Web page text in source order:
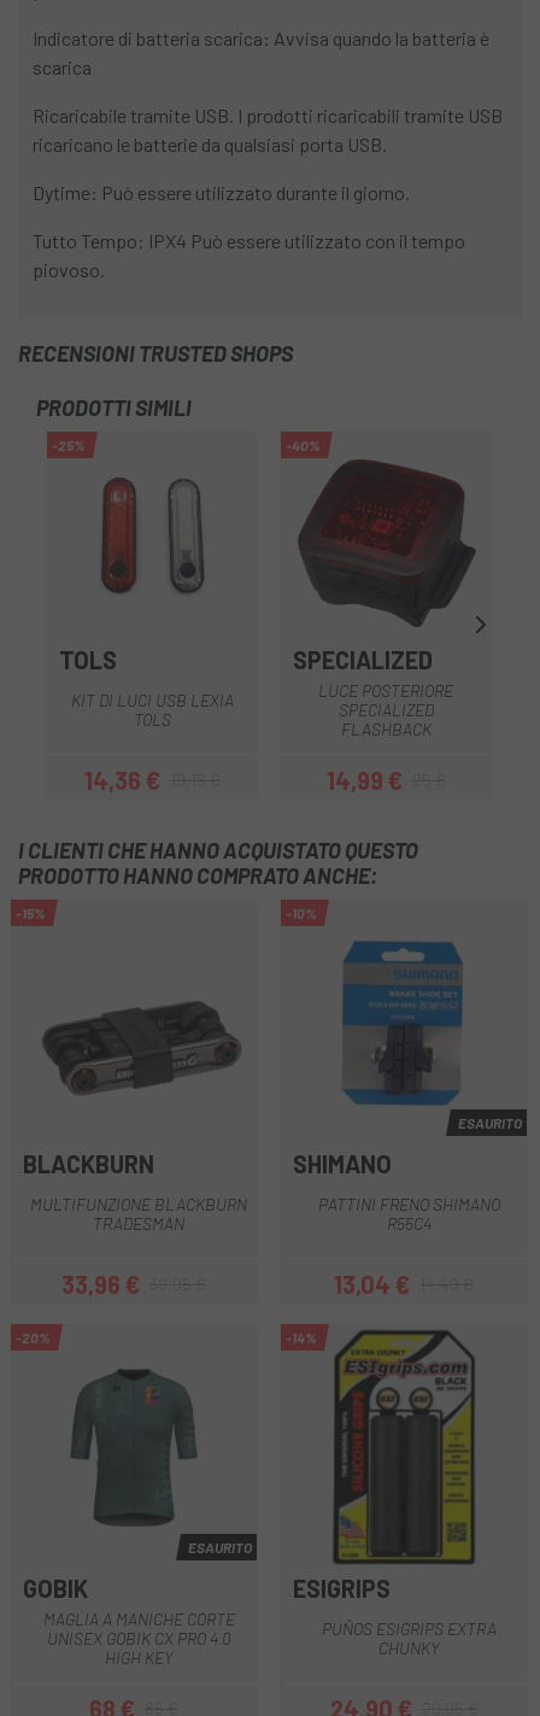
Indicatore di batteria scarica: Avvisa quando la batteria è
scarica
Ricaricabile tramite USB. I prodotti ricaricabili tramite USB
ricaricano le batterie da qualsiasi porta USB.
Dytime: Può essere utilizzato durante il giorno.
Tutto Tempo: IPX4 Può essere utilizzato con il tempo
piovoso.
RECENSIONI TRUSTED SHOPS
PRODOTTI SIMILI
-25%
TOLS
KIT DI LUCI USB LEXIA
TOLS
Prezzo
14,36 €Prezzo base
-40%
SPECIALIZED
LUCE POSTERIORE
SPECIALIZED
FLASHBACK
Prezzo
14,99 €Prezzo base
I CLIENTI CHE HANNO ACQUISTATO QUESTO
PRODOTTO HANNO COMPRATO ANCHE:
-15%
BLACKBURN
MULTIFUNZIONE BLACKBURN
TRADESMAN
Prezzo
33,96 €Prezzo base
-10%
ESAURITO
SHIMANO
PATTINI FRENO SHIMANO
R55C4
Prezzo
13,04 €Prezzo base
-20%
ESAURITO
GOBIK
MAGLIA A MANICHE CORTE
UNISEX GOBIK CX PRO 4.0
HIGH KEY
68 €
-14%
ESIGRIPS
PUÑOS ESIGRIPS EXTRA
CHUNKY
24,90 €